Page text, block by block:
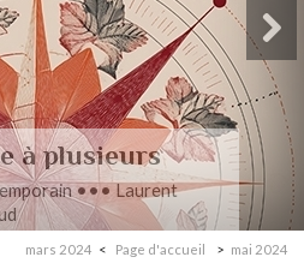
musique
••• Nathan
pour cordes
mars 2024 Page d'accueil mai 2024